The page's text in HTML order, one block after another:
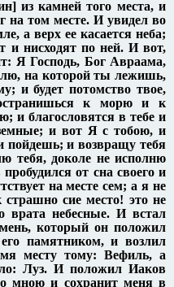
из камней того места, и
на том месте. И увидел во
а верх ее касается неба;
и нисходят по ней. И вот,
Я Господь, Бог Авраама,
на которой ты лежишь,
и будет потомство твое,
к морю и к
и благословятся в тебе и
и вот Я с тобою, и
пойдешь; и возвращу тебя
тебя, доколе не исполню
от сна своего и
на месте сем; а я не
сие место! это не
врата небесные. И встал
который он положил
памятником, и возлил
месту тому: Вефиль, а
Луз. И положил Иаков
мною и сохранит меня в